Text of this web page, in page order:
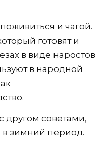
и чагой.
готовят и
в виде наростов
в народной
другом советами,
в зимний период.